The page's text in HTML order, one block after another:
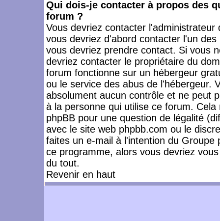
Qui dois-je contacter à propos des
forum ?
Vous devriez contacter
vous devriez d'abord contacter l'un
vous devriez prendre contact. Si vous
devriez contacter le propriétaire du
forum fonctionne sur un hébergeur
ou le service des abus de l'hébergeur.
absolument aucun contrôle et ne peut
à la personne qui utilise ce forum.
phpBB pour une question de légalité
avec le site web phpbb.com ou le
faites un e-mail à l'intention du
ce programme, alors vous devriez
du tout.
Revenir en haut